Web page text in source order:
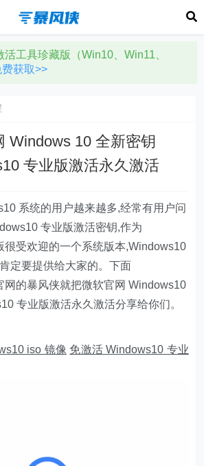
活工具珍藏版（Win10、Win11、
费获取>>
Windows 10 全新密钥
专业版激活永久激活
系统的用户越来越多,经常有用户问
专业版激活密钥,作为
很受欢迎的一个系统版本,Windows10
定要提供给大家的。下面
网的暴风侠就把微软官网 Windows10
专业版激活永久激活分享给你们。
iso 镜像 免激活 Windows10 专业